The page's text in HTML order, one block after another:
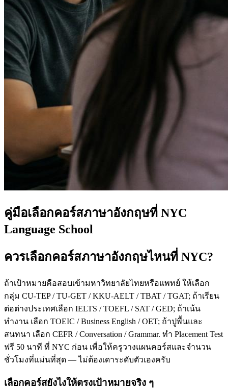
คู่มือเลือกคอร์สภาษาอังกฤษที่ NYC
Language School
ควรเลือกคอร์สภาษาอังกฤษไหนที่ NYC?
ถ้าเป้าหมายคือสอบเข้ามหาวิทยาลัยไทยหรือแพทย์ ให้เลือก
กลุ่ม CU-TEP / TU-GET / KKU-AELT / TBAT / TGAT; ถ้าเรียน
ต่อต่างประเทศเลือก IELTS / TOEFL / SAT / GED; ถ้าเน้น
ทำงาน เลือก TOEIC / Business English / OET; ถ้าปูพื้นและ
สนทนา เลือก CEFR / Conversation / Grammar. ทำ Placement Test
ฟรี 50 นาที ที่ NYC ก่อน เพื่อให้ครูวางแผนคอร์สและจำนวน
ชั่วโมงที่แม่นที่สุด — ไม่ต้องเดาระดับตัวเองครับ
เลือกคอร์สยังไงให้ตรงเป้าหมายจริง ๆ